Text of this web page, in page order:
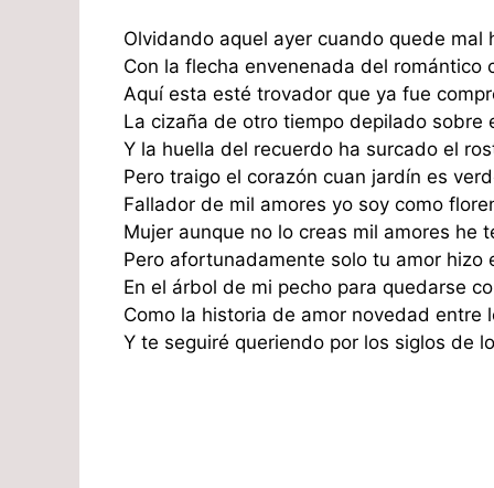
Olvidando aquel ayer cuando quede mal
Con la flecha envenenada del romántico
Aquí esta esté trovador que ya fue
La cizaña de otro tiempo depilado sobre
Y la huella del recuerdo ha surcado el
Pero traigo el corazón cuan jardín es
Fallador de mil amores yo soy como
Mujer aunque no lo creas mil amores he
Pero afortunadamente solo tu amor hizo
En el árbol de mi pecho para quedarse
Como la historia de amor novedad entre
Y te seguiré queriendo por los siglos de